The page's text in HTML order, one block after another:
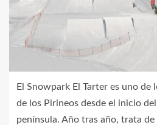
El Snowpark El Tarter es uno de
de los Pirineos desde el inicio
península. Año tras año, trata